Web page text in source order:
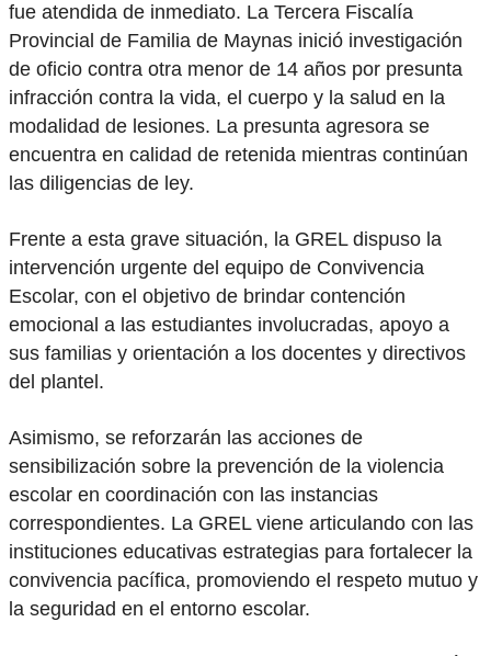
fue atendida de inmediato. La Tercera Fiscalía
Provincial de Familia de Maynas inició investigación
de oficio contra otra menor de 14 años por presunta
infracción contra la vida, el cuerpo y la salud en la
modalidad de lesiones. La presunta agresora se
encuentra en calidad de retenida mientras continúan
las diligencias de ley.
Frente a esta grave situación, la GREL dispuso la
intervención urgente del equipo de Convivencia
Escolar, con el objetivo de brindar contención
emocional a las estudiantes involucradas, apoyo a
sus familias y orientación a los docentes y directivos
del plantel.
Asimismo, se reforzarán las acciones de
sensibilización sobre la prevención de la violencia
escolar en coordinación con las instancias
correspondientes. La GREL viene articulando con las
instituciones educativas estrategias para fortalecer la
convivencia pacífica, promoviendo el respeto mutuo y
la seguridad en el entorno escolar.